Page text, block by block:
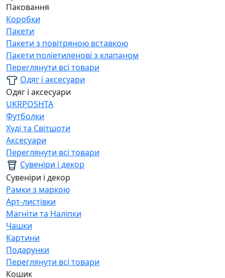
Паковання
Коробки
Пакети
Пакети з повітряною вставкою
Пакети поліетиленові з клапаном
Переглянути всі товари
Одяг і аксесуари
Одяг і аксесуари
UKRPOSHTA
Футболки
Худі та Світшоти
Аксесуари
Переглянути всі товари
Сувеніри і декор
Сувеніри і декор
Рамки з маркою
Арт-листівки
Магніти та Наліпки
Чашки
Картини
Подарунки
Переглянути всі товари
Кошик